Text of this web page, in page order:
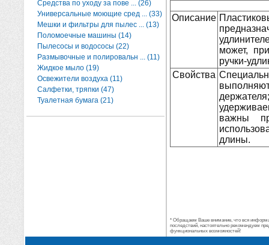
Средства по уходу за пове ... (26)
Универсальные моющие сред ... (33)
Мешки и фильтры для пылес ... (13)
Поломоечные машины (14)
Пылесосы и водососы (22)
Размывочные и полировальн ... (11)
Жидкое мыло (19)
Освежители воздуха (11)
Салфетки, тряпки (47)
Туалетная бумага (21)
Описание
может,
ручки-
Свойства
важны
длины.
* Обращаем Ваше внимание, что вся
последствий, настоятельно рекомендуем
функциональных возможностей!